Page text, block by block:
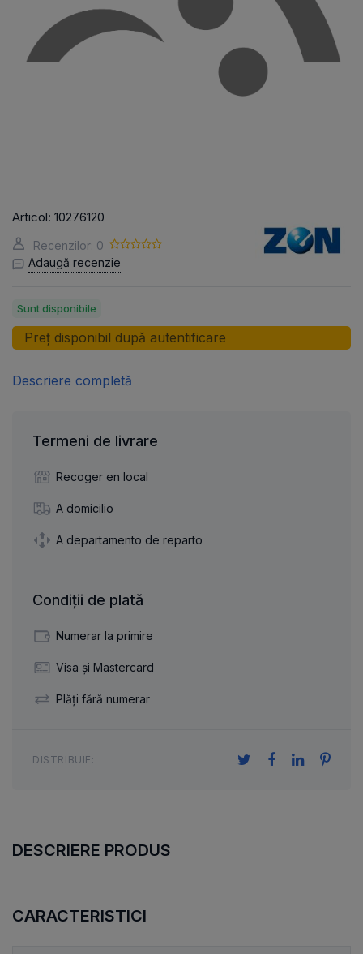
Articol: 10276120
Recenzilor: 0
Adaugă recenzie
Sunt disponibile
Preț disponibil după autentificare
Descriere completă
Termeni de livrare
Recoger en local
A domicilio
A departamento de reparto
Condiții de plată
Numerar la primire
Visa și Mastercard
Plăți fără numerar
DISTRIBUIE:
DESCRIERE PRODUS
CARACTERISTICI